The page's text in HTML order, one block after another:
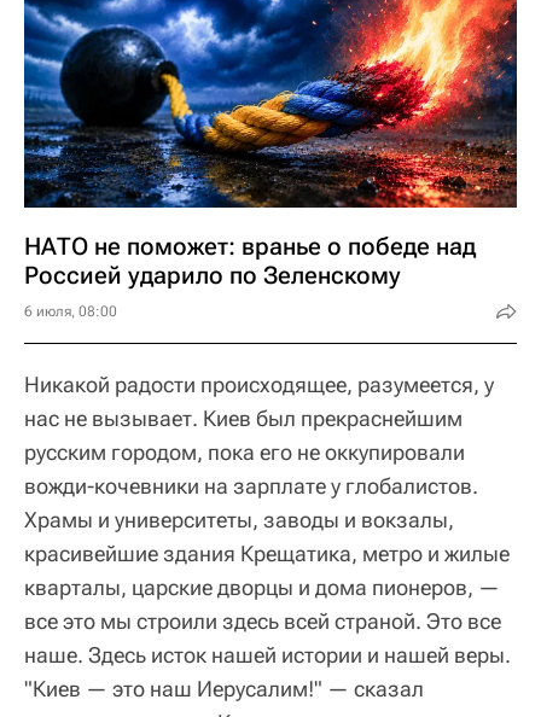
НАТО не поможет: вранье о победе над
Россией ударило по Зеленскому
6 июля, 08:00
Никакой радости происходящее, разумеется, у
нас не вызывает. Киев был прекраснейшим
русским городом, пока его не оккупировали
вожди-кочевники на зарплате у глобалистов.
Храмы и университеты, заводы и вокзалы,
красивейшие здания Крещатика, метро и жилые
кварталы, царские дворцы и дома пионеров, —
все это мы строили здесь всей страной. Это все
наше. Здесь исток нашей истории и нашей веры.
"Киев — это наш Иерусалим!" — сказал